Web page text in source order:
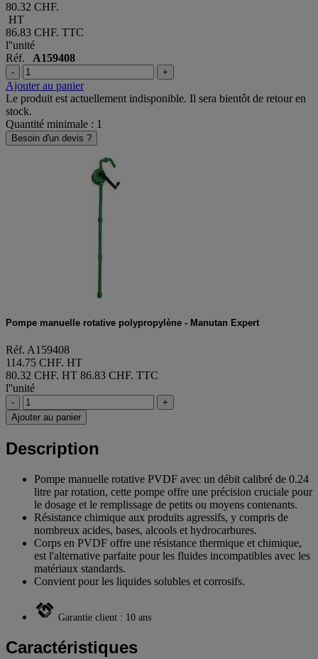
80.32 CHF.
HT
86.83 CHF. TTC
l''unité
Réf. A159408
- +
Ajouter au panier
Le produit est actuellement indisponible. Il sera bientôt de retour en
stock.
Quantité minimale : 1
Besoin d'un devis ?
Pompe manuelle rotative polypropylène - Manutan Expert
Réf. A159408
114.75 CHF. HT
80.32 CHF. HT 86.83 CHF. TTC
l''unité
-
+
Ajouter au panier
Description
Pompe manuelle rotative PVDF avec un débit calibré de 0.24
litre par rotation, cette pompe offre une précision cruciale pour
le dosage et le remplissage de petits ou moyens contenants.
Résistance chimique aux produits agressifs, y compris de
nombreux acides, bases, alcools et hydrocarbures.
Corps en PVDF offre une résistance thermique et chimique,
est l'alternative parfaite pour les fluides incompatibles avec les
matériaux standards.
Convient pour les liquides solubles et corrosifs.
Garantie client : 10 ans
Caractéristiques